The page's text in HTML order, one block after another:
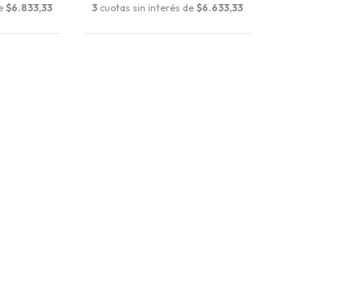
$6.833,33 3 cuotas sin interés de$6.633,33